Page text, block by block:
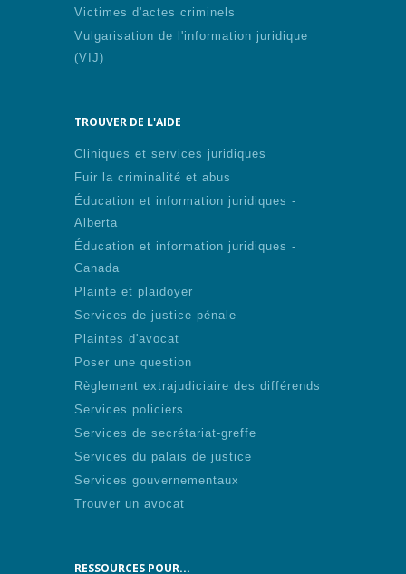
Victimes d'actes criminels
Vulgarisation de l'information juridique
(VIJ)
TROUVER DE L'AIDE
Cliniques et services juridiques
Fuir la criminalité et abus
Éducation et information juridiques -
Alberta
Éducation et information juridiques -
Canada
Plainte et plaidoyer
Services de justice pénale
Plaintes d'avocat
Poser une question
Règlement extrajudiciaire des différends
Services policiers
Services de secrétariat-greffe
Services du palais de justice
Services gouvernementaux
Trouver un avocat
RESSOURCES POUR...